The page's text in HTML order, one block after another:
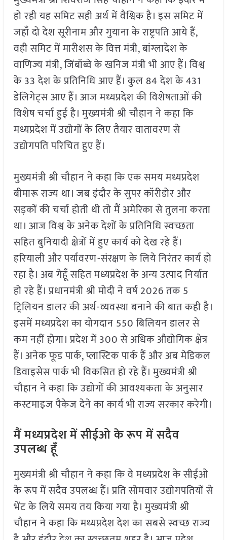
हो रही यह समिट सही अर्थ में वैश्विक है। इस समिट में
जहाँ दो देश सूरीनाम और गुयाना के राष्ट्रपति आये हैं,
वही समिट में मारीशस के वित्त मंत्री, बांग्लादेश के
वाणिज्य मंत्री, जिंबॉब्वे के खनिज मंत्री भी आए हैं। विश्व
के 33 देश के प्रतिनिधि आए हैं। कुल 84 देश के 431
डेलिगेट्स आए हैं। आज मध्यप्रदेश की विशेषताओं की
विशेष चर्चा हुई है। मुख्यमंत्री श्री चौहान ने कहा कि
मध्यप्रदेश में उद्योगों के लिए तैयार वातावरण से
उद्योगपति परिचित हुए हैं।
मुख्यमंत्री श्री चौहान ने कहा कि एक समय मध्यप्रदेश
बीमारू राज्य था। जब इंदौर के सुपर कॉरीडोर और
सड़कों की चर्चा होती थी तो मैं अमेरिका से तुलना करता
था। आज विश्व के अनेक देशों के प्रतिनिधि स्वच्छता
सहित बुनियादी क्षेत्रों में हुए कार्य को देख रहे हैं।
हरियाली और पर्यावरण-संरक्षण के लिये निरंतर कार्य हो
रहा है। अब गेहूँ सहित मध्यप्रदेश के अन्य उत्पाद निर्यात
हो रहे हैं। प्रधानमंत्री श्री मोदी ने वर्ष 2026 तक 5
ट्रिलियन डालर की अर्थ-व्यवस्था बनाने की बात कही है।
इसमें मध्यप्रदेश का योगदान 550 बिलियन डालर से
कम नहीं होगा। प्रदेश में 300 से अधिक औद्योगिक क्षेत्र
हैं। अनेक फूड पार्क, प्लास्टिक पार्क हैं और अब मेडिकल
डिवाइसेस पार्क भी विकसित हो रहे हैं। मुख्यमंत्री श्री
चौहान ने कहा कि उद्योगों की आवश्यकता के अनुसार
कस्टमाइज पैकेज देने का कार्य भी राज्य सरकार करेगी।
मैं मध्यप्रदेश में सीईओ के रूप में सदैव
उपलब्ध हूँ
मुख्यमंत्री श्री चौहान ने कहा कि वे मध्यप्रदेश के सीईओ
के रूप में सदैव उपलब्ध हैं। प्रति सोमवार उद्योगपतियों से
भेंट के लिये समय तय किया गया है। मुख्यमंत्री श्री
चौहान ने कहा कि मध्यप्रदेश देश का सबसे स्वच्छ राज्य